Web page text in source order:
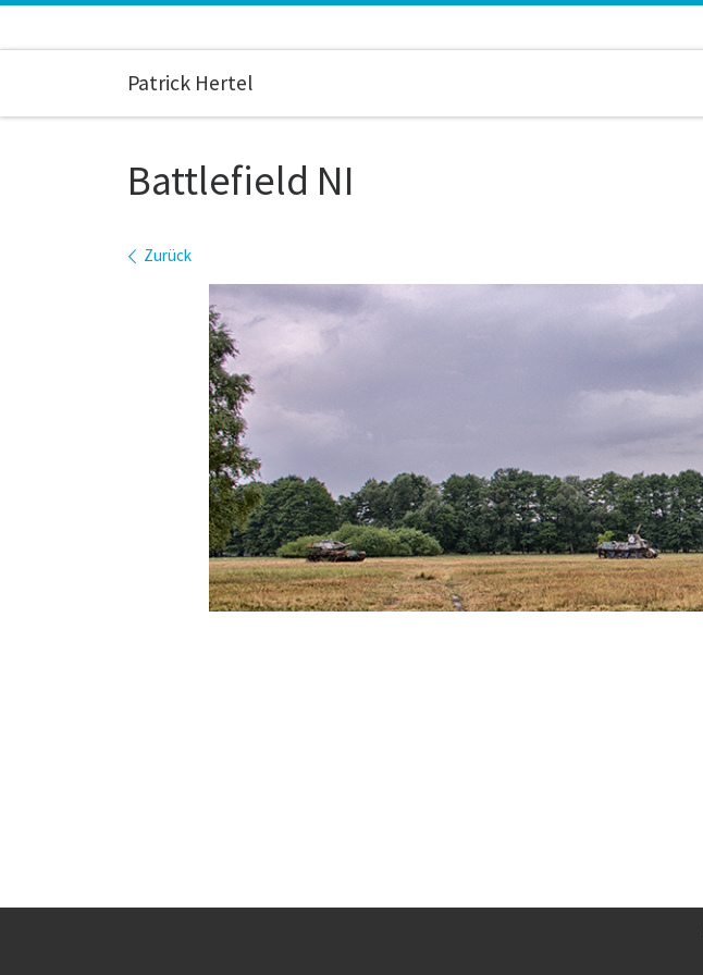
Patrick Hertel
Battlefield NI
Bilder Navigation
Zurück